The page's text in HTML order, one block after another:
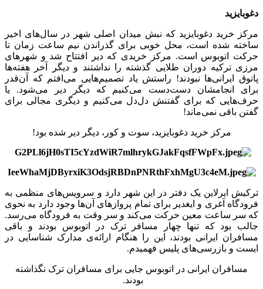
دغوبایزید
مرکز خرید دغوبایزید که نبش میدان اصلی شهر در سال‌های اخیر
ساخته شده است، محل خوبی برای گذراندن نیم ساعت زمان تا
حرکت اتوبوس است. مرکز خریدی که دیر افتتاح شد و شهر‌های
مرزی ترکیه دوران طلایی گذشته را نداشتند و دیگر آخر هفته‌ها
پاتوق ایرانی‌ها نبودند! راستش یاد تصمیم‌هایی می‌افتم که آن‌قدر
برای انجامشان دست‌دست می‌کنیم که دیگر دیر می‌شود. یا
حرف‌هایی که برای گفتنش دل‌دل می‌کنیم و دیگری مجالی برای
گفتن باقی نمی‌ماند!
مرکز خرید دغوبایزید، سوت و کور، دیگر دیر شده بود!
ترکیش ایرلاین یک دفتر در این شهر دارد و سرویس‌های منظمی به
فرودگاه آغری و ایغدیر برای تمام پروازهای آن‌ها وجود دارد به نحوی
که سر ساعت معین حرکت می‌کند و سر وقت به فرودگاه می‌رسد.
جالب بود که تنها چهار مسافر ترک در اتوبوس بودند و باقی
مسافران ایرانی بودند، این را هنگام ارائه‌ی مدارک شناسایی در
ایست و بازرسی‌های پلیس فهمیدم.
مسافران ایرانی در اتوبوس جایی برای مسافران ترک نگذاشته
بودند.